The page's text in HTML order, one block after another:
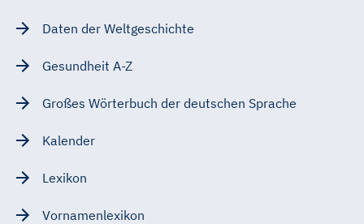
Daten der Weltgeschichte
Gesundheit A-Z
Großes Wörterbuch der deutschen Sprache
Kalender
Lexikon
Vornamenlexikon